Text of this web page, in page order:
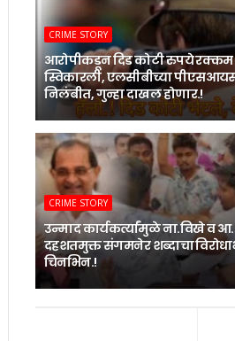
CRIME STORY
आरोपीकडून दिड कोटी रुपये
स्विकारली, एलसीबीच्या
निलंबीत, गुन्हा दाखल होणार.!
CRIME STORY
उन्माद कार्यकर्त्यांमुळे ना.विखे व
दहशतमुक्त संगमनेर शब्दाचा
चिनभिन.!